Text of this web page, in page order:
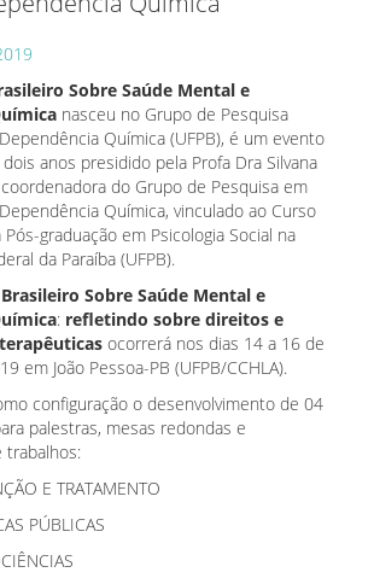
Sobre Saúde Mental e
nasceu no Grupo de Pesquisa
Química (UFPB), é um evento
dois anos presidido pela Profa Dra Silvana
do Grupo de Pesquisa em
Química, vinculado ao Curso
graduação em Psicologia Social na
da Paraíba (UFPB).
Sobre Saúde Mental e
: refletindo sobre direitos e
ocorrerá nos dias 14 a 16 de
em João Pessoa-PB (UFPB/CCHLA).
configuração o desenvolvimento de 04
palestras, mesas redondas e
trabalhos:
E TRATAMENTO
PÚBLICAS